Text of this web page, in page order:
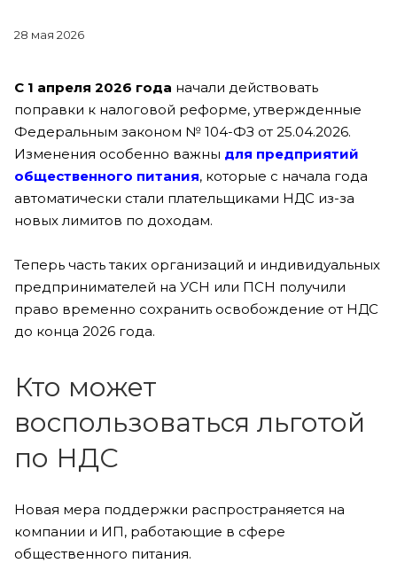
28 мая 2026
С 1 апреля 2026 года начали действовать
поправки к налоговой реформе, утвержденные
Федеральным законом № 104-ФЗ от 25.04.2026.
Изменения особенно важны для предприятий
общественного питания, которые с начала года
автоматически стали плательщиками НДС из-за
новых лимитов по доходам.
Теперь часть таких организаций и индивидуальных
предпринимателей на УСН или ПСН получили
право временно сохранить освобождение от НДС
до конца 2026 года.
Кто может
воспользоваться льготой
по НДС
Новая мера поддержки распространяется на
компании и ИП, работающие в сфере
общественного питания.